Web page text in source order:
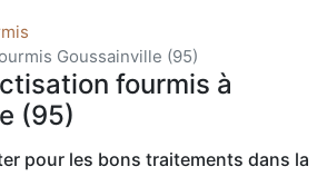
Goussainville (95)
fourmis à
(95)
pour les bons traitements dans la